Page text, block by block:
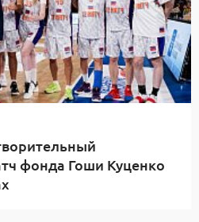
фонда Гоши Куценко